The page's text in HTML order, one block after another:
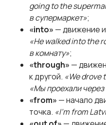
going to the
в супермаркет»;
«into» — движение
«He walked into the
в комнату»;
«through» —
к другой. «We
«Мы проехали через
«from» — начало
точка. «I'm from